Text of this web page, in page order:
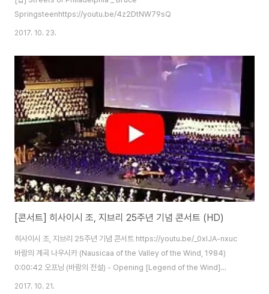
Springsteenhttps://youtu.be/4z2DtNW79sQ
2017. 10. 23.
[콘서트] 히사이시 조, 지브리 25주년 기념 콘서트 (HD)
히사이시 조, 지브리 25주년 기념 콘서트 https://youtu.be/_0xIJA-nxuc
바람의 계곡 나우시카 (Nausicaa of the Valley of the Wind, 1984)
0:00:42 오프닝 (바람의 전설) - Opening [Legend of the Wind]
0:03:07 레퀴엠 (Requiem) 0:04:26 메브와 콜벳의 전투 (A Battle
2017. 10. 21.